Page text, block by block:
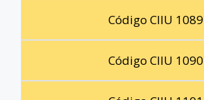
Código CIIU 1089
Código CIIU 1090